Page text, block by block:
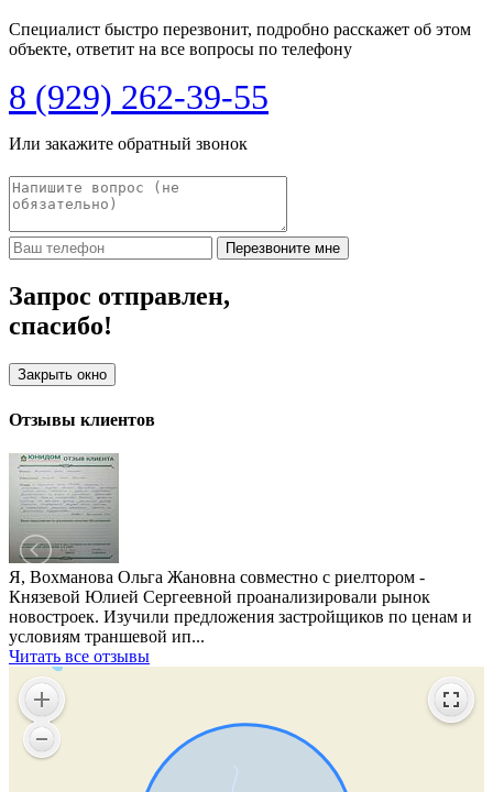
Специалист быстро перезвонит, подробно расскажет об этом
объекте, ответит на все вопросы по телефону
8 (929) 262-39-55
Или закажите обратный звонок
Перезвоните мне
Запрос отправлен,
спасибо!
Закрыть окно
Отзывы клиентов
Я, Вохманова Ольга Жановна совместно с риелтором -
Князевой Юлией Сергеевной проанализировали рынок
новостроек. Изучили предложения застройщиков по ценам и
условиям траншевой ип...
Читать все отзывы